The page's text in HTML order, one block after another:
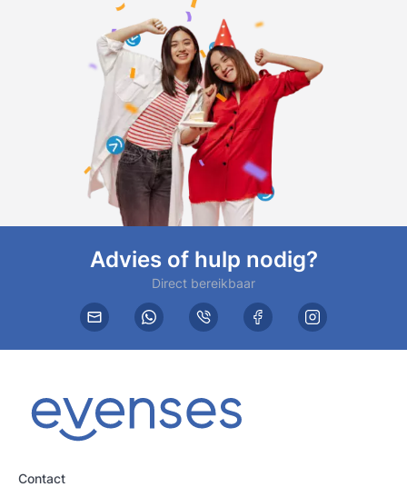
Advies of hulp nodig?
Direct bereikbaar
Contact